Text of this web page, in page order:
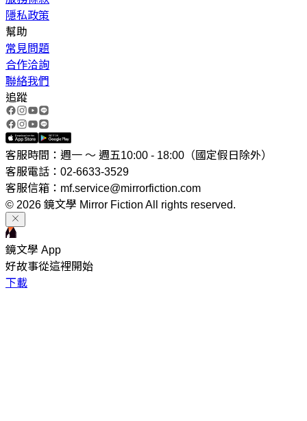
隱私政策
幫助
常見問題
合作洽詢
聯絡我們
追蹤
客服時間：週一 ～ 週五10:00 - 18:00（國定假日除外）
客服電話：02-6633-3529
客服信箱：mf.service@mirrorfiction.com
© 2026 鏡文學 Mirror Fiction All rights reserved.
鏡文學 App
好故事從這裡開始
下載